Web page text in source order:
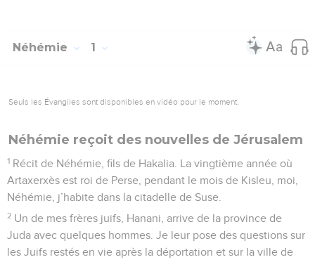
Néhémie 1
Seuls les Évangiles sont disponibles en vidéo pour le moment.
Néhémie reçoit des nouvelles de Jérusalem
1 Récit de Néhémie, fils de Hakalia. La vingtième année où
Artaxerxès est roi de Perse, pendant le mois de Kisleu, moi,
Néhémie, j’habite dans la citadelle de Suse.
2 Un de mes frères juifs, Hanani, arrive de la province de
Juda avec quelques hommes. Je leur pose des questions sur
les Juifs restés en vie après la déportation et sur la ville de